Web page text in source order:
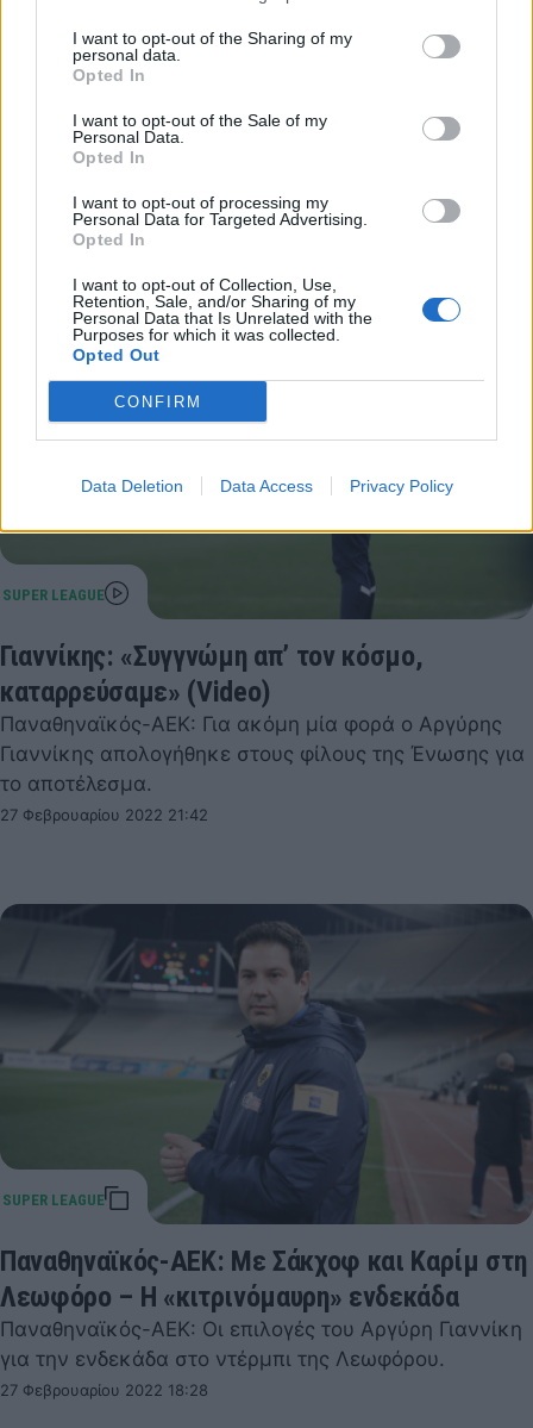
I want to opt-out of the Sharing of my
personal data.
Opted In
I want to opt-out of the Sale of my
Personal Data.
Opted In
I want to opt-out of processing my
Personal Data for Targeted Advertising.
Opted In
I want to opt-out of Collection, Use,
Retention, Sale, and/or Sharing of my
Personal Data that Is Unrelated with the
Purposes for which it was collected.
Opted Out
CONFIRM
Data Deletion Data Access Privacy Policy
ΑΕΚ: Όλα ανοιχτά με Γιαννίκη - «Ασαφές το
μέλλον του Τσούμπερ», λένε οι Γερμανοί
ΑΕΚ: Στην αναμονή για τις οριστικές αποφάσεις της
Γερμανία για το μέλλον του…
28 Φεβρουαρίου 2022 18:25
Γιαννίκης: «Συγγνώμη απ’ τον κόσμο,
καταρρεύσαμε» (Video)
Παναθηναϊκός-ΑΕΚ: Για ακόμη μία φορά ο Αργύρης
Γιαννίκης απολογήθηκε στους φίλους της Ένωσης για
το αποτέλεσμα.
27 Φεβρουαρίου 2022 21:42
Παναθηναϊκός-ΑΕΚ: Με Σάκχοφ και Καρίμ στη
Λεωφόρο – Η «κιτρινόμαυρη» ενδεκάδα
Παναθηναϊκός-ΑΕΚ: Οι επιλογές του Αργύρη Γιαννίκη
για την ενδεκάδα στο ντέρμπι της Λεωφόρου.
27 Φεβρουαρίου 2022 18:28